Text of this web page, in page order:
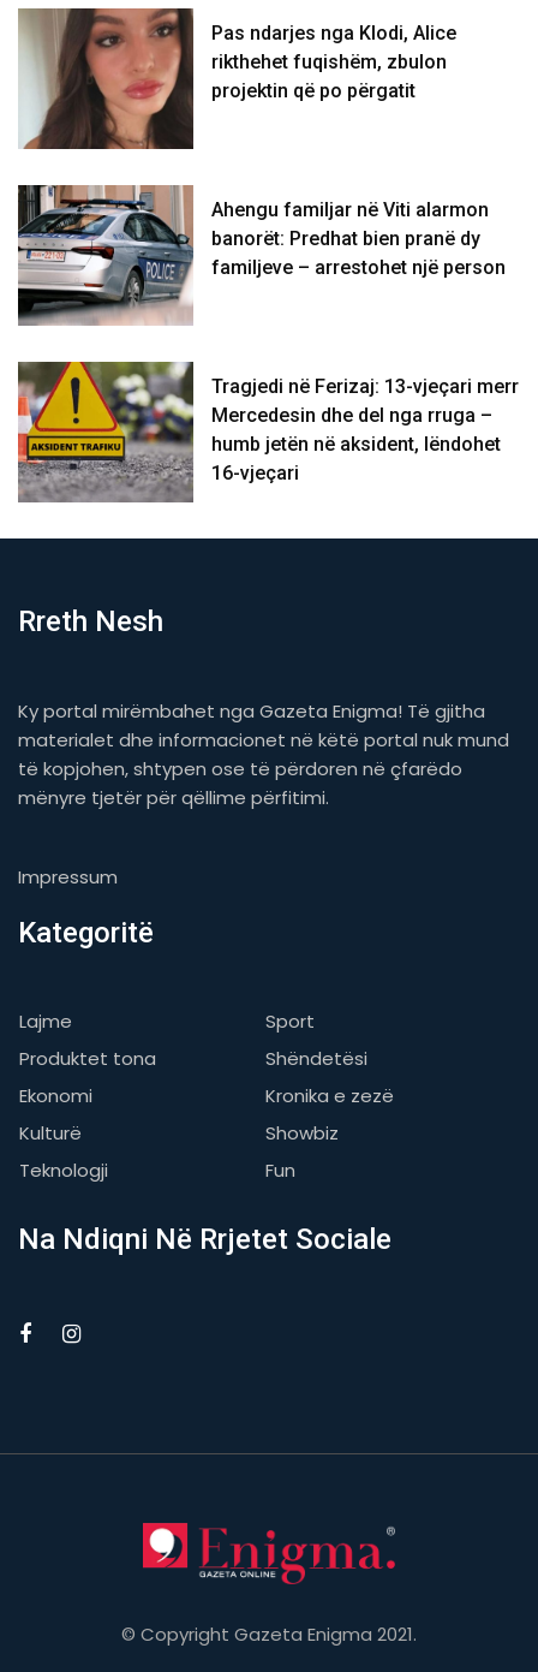
Pas ndarjes nga Klodi, Alice
rikthehet fuqishëm, zbulon
projektin që po përgatit
Ahengu familjar në Viti alarmon
banorët: Predhat bien pranë dy
familjeve – arrestohet një person
Tragjedi në Ferizaj: 13-vjeçari merr
Mercedesin dhe del nga rruga –
humb jetën në aksident, lëndohet
16-vjeçari
Rreth Nesh
Ky portal mirëmbahet nga Gazeta Enigma! Të gjitha
materialet dhe informacionet në këtë portal nuk mund
të kopjohen, shtypen ose të përdoren në çfarëdo
mënyre tjetër për qëllime përfitimi.
Impressum
Kategoritë
Lajme
Sport
Produktet tona
Shëndetësi
Ekonomi
Kronika e zezë
Kulturë
Showbiz
Teknologji
Fun
Na Ndiqni Në Rrjetet Sociale
© Copyright Gazeta Enigma 2021.